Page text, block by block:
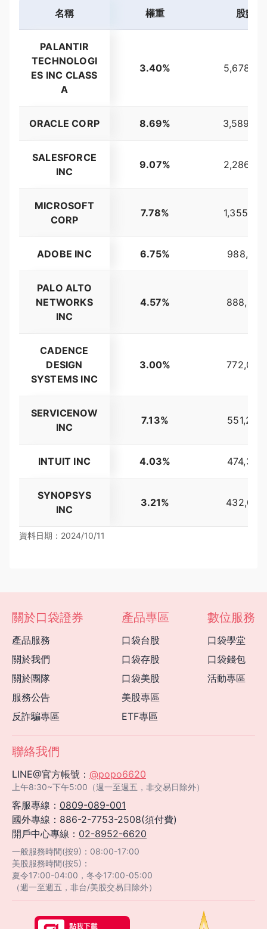
名稱 權重 股數
PALANTIR
TECHNOLOGI
ES INC CLASS
A
3.40% 5,678,147
ORACLE CORP 8.69%
SALESFORCE
INC
9.07%
MICROSOFT
CORP
7.78% 1,355,874
ADOBE INC 6.75% 988,153
PALO ALTO
NETWORKS
INC
4.57% 888,327
CADENCE
DESIGN
SYSTEMS INC
3.00% 772,099
SERVICENOW
INC
7.13% 551,264
INTUIT INC 4.03% 474,325
SYNOPSYS
INC
3.21% 432,038
資料日期：2024/10/11
關於口袋證券
產品服務
關於我們
關於團隊
服務公告
反詐騙專區
產品專區
口袋台股
口袋存股
口袋美股
美股專區
ETF專區
數位服務
口袋學堂
口袋錢包
活動專區
聯絡我們
LINE@官方帳號： @popo6620
上午8:30~下午5:00（週一至週五，非交易日除外）
客服專線： 0809-089-001
國外專線：886-2-7753-2508(須付費)
開戶中心專線： 02-8952-6620
一般服務時間(按9)：08:00-17:00
美股服務時間(按5)：
夏令17:00-04:00，冬令17:00-05:00
（週一至週五，非台/美股交易日除外）